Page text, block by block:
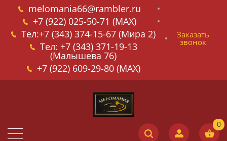
melomania66@rambler.ru
+7 (922) 025-50-71 (MAX)
Тел:+7 (343) 374-15-67 (Мира 2)
Тел: +7 (343) 371-19-13
(Малышева 76)
+7 (922) 609-29-80 (MAX)
Заказать
звонок